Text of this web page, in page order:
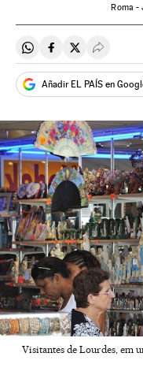
Roma -
Compartir en
Compartir en
Compartir
Añadir EL PAÍS en
Visitantes de Lourdes, em